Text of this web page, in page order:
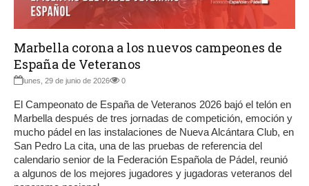
Marbella corona a los nuevos campeones de
España de Veteranos
lunes, 29 de junio de 2026 0
El Campeonato de España de Veteranos 2026 bajó el telón en
Marbella después de tres jornadas de competición, emoción y
mucho pádel en las instalaciones de Nueva Alcántara Club, en
San Pedro La cita, una de las pruebas de referencia del
calendario senior de la Federación Española de Pádel, reunió
a algunos de los mejores jugadores y jugadoras veteranos del